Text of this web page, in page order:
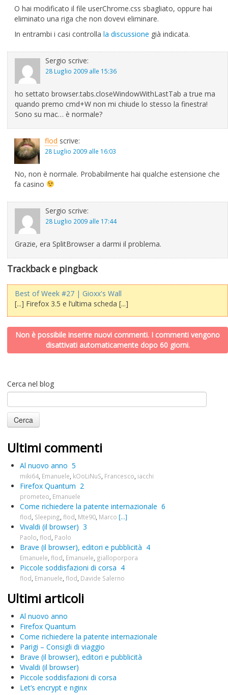
O hai modificato il file userChrome.css sbagliato, oppure hai
eliminato una riga che non dovevi eliminare.
In entrambi i casi controlla la discussione già indicata.
Sergio scrive:
28 Luglio 2009 alle 15:36
ho settato browser.tabs.closeWindowWithLastTab a true ma
quando premo cmd+W non mi chiude lo stesso la finestra!
Sono su mac… è normale?
flod scrive:
28 Luglio 2009 alle 16:03
No, non è normale. Probabilmente hai qualche estensione che
fa casino
Sergio scrive:
28 Luglio 2009 alle 17:44
Grazie, era SplitBrowser a darmi il problema.
Trackback e pingback
Best of Week #27 | Gioxx's Wall
[...] Firefox 3.5 e l’ultima scheda [...]
Non è possibile inserire nuovi commenti. I commenti vengono
disattivati automaticamente dopo 60 giorni.
Cerca nel blog
Ultimi commenti
Al nuovo anno 5
miki64 Emanuele kOoLiNuS Francesco iacchi
Firefox Quantum 2
prometeo Emanuele
Come richiedere la patente internazionale 6
flod Sleeping flod Mte90 Marco [...]
Vivaldi (il browser) 3
Paolo flod Paolo
Brave (il browser), editori e pubblicità 4
Emanuele flod Emanuele gialloporpora
Piccole soddisfazioni di corsa 4
flod Emanuele flod Davide Salerno
Ultimi articoli
Al nuovo anno
Firefox Quantum
Come richiedere la patente internazionale
Parigi – Consigli di viaggio
Brave (il browser), editori e pubblicità
Vivaldi (il browser)
Piccole soddisfazioni di corsa
Let’s encrypt e nginx